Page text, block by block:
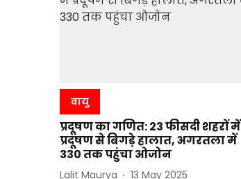
वायु
प्रदूषण का गणित: 23 फीसदी शहरों में
प्रदूषण से बिगड़े हालात, अगरतला में
330 तक पहुंचा ओजोन
Lalit Maurya 13 May 2025